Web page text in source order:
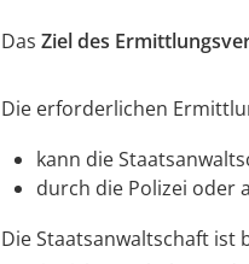
DasZiel des
Die erforderlichen
kann die
durch die Polizei oder
Die Staatsanwaltschaft ist